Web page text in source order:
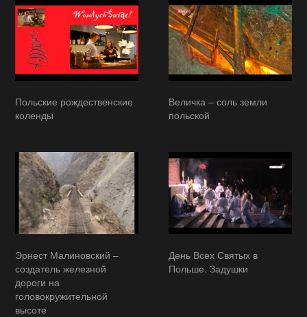
Польские рождественские
коленды
Величка – соль земли
польской
Эрнест Малиновский –
создатель железной
дороги на
головокружительной
высоте
День Всех Святых в
Польше. Задушки